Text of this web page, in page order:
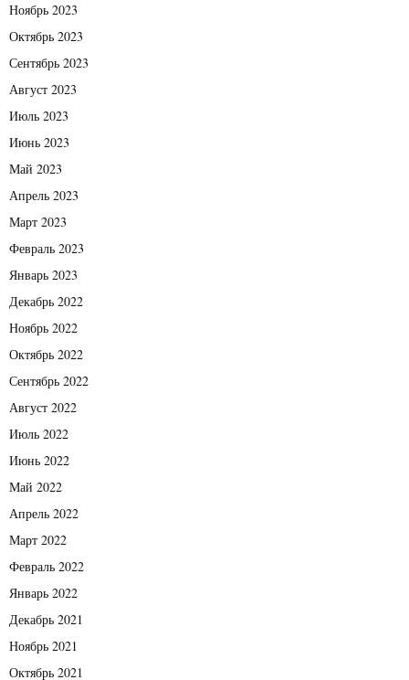
Ноябрь 2023
Октябрь 2023
Сентябрь 2023
Август 2023
Июль 2023
Июнь 2023
Май 2023
Апрель 2023
Март 2023
Февраль 2023
Январь 2023
Декабрь 2022
Ноябрь 2022
Октябрь 2022
Сентябрь 2022
Август 2022
Июль 2022
Июнь 2022
Май 2022
Апрель 2022
Март 2022
Февраль 2022
Январь 2022
Декабрь 2021
Ноябрь 2021
Октябрь 2021